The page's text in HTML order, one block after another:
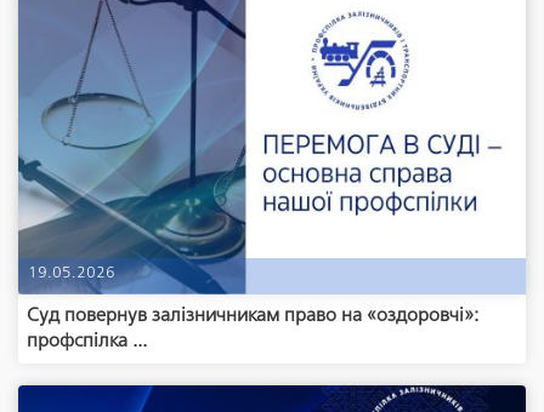
19.05.2026
Суд повернув залізничникам право на «оздоровчі»:
профспілка ...